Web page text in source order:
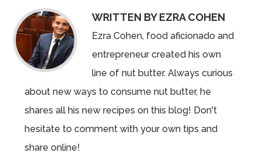
WRITTEN BY EZRA COHEN
Ezra Cohen, food aficionado and
entrepreneur created his own
line of nut butter. Always curious
about new ways to consume nut butter, he
shares all his new recipes on this blog! Don't
hesitate to comment with your own tips and
share online!